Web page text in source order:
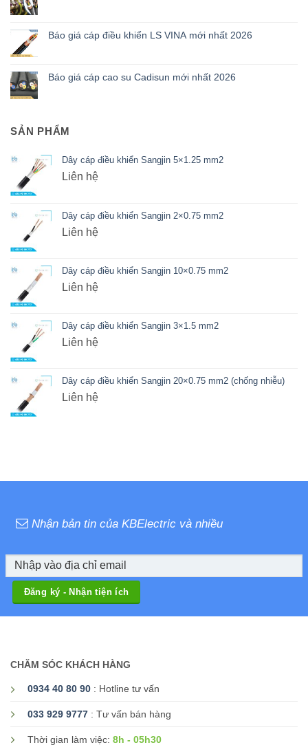
Báo giá cáp điều khiển LS VINA mới nhất 2026
Báo giá cáp cao su Cadisun mới nhất 2026
SẢN PHẨM
Dây cáp điều khiển Sangjin 5×1.25 mm2
Liên hệ
Dây cáp điều khiển Sangjin 2×0.75 mm2
Liên hệ
Dây cáp điều khiển Sangjin 10×0.75 mm2
Liên hệ
Dây cáp điều khiển Sangjin 3×1.5 mm2
Liên hệ
Dây cáp điều khiển Sangjin 20×0.75 mm2 (chống nhiễu)
Liên hệ
Nhận bản tin của KBElectric và nhiều
CHĂM SÓC KHÁCH HÀNG
0934 40 80 90 : Hotline tư vấn
033 929 9777 : Tư vấn bán hàng
Thời gian làm việc: 8h - 05h30